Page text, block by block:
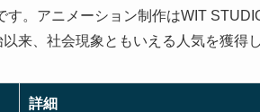
す。アニメーション制作はWIT
来、社会現象ともいえる人気を獲得
詳細